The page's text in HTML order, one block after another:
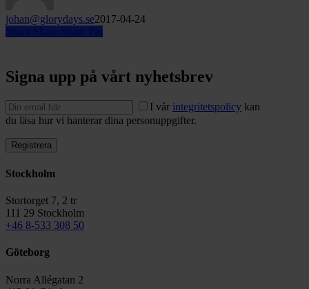
johan@glorydays.se2017-04-24
Signa upp på vårt nyhetsbrev
I vår integritetspolicy kan
du läsa hur vi hanterar dina personuppgifter.
Stockholm
Stortorget 7, 2 tr
111 29 Stockholm
+46 8-533 308 50
Göteborg
Norra Allégatan 2